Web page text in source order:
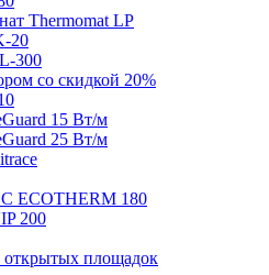
Thermomat LP
20
300
со скидкой 20%
15 Вт/м
25 Вт/м
ECOTHERM 180
200
открытых площадок